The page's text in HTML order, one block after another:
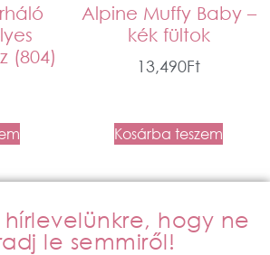
(804)
Alpine Muffy Baby –
kék fültok
13,490Ft
Kosárba teszem
hírlevelünkre, hogy ne
le semmiről!